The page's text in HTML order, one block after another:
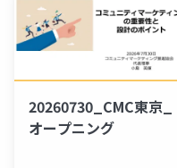
20260730_CMC東京_
オープニング